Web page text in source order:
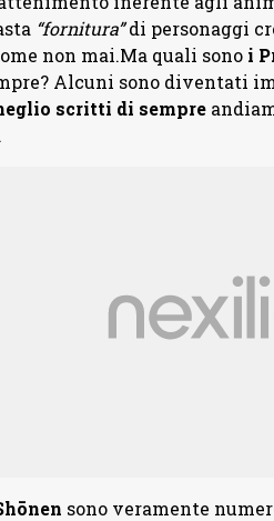
“fornitura”di personaggi
non mai.Ma quali sono i
Alcuni sono diventati
scritti di sempre
sono veramente